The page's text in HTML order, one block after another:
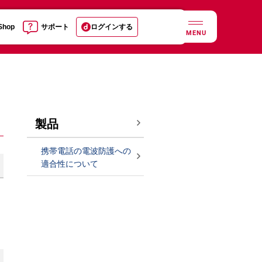
サポート ログインする
MENU
製品
携帯電話の電波防護への
適合性について